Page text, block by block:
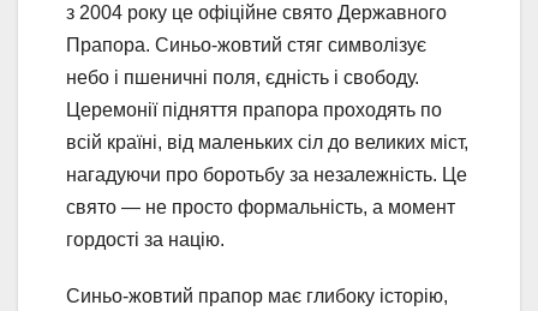
з 2004 року це офіційне свято Державного
Прапора. Синьо-жовтий стяг символізує
небо і пшеничні поля, єдність і свободу.
Церемонії підняття прапора проходять по
всій країні, від маленьких сіл до великих міст,
нагадуючи про боротьбу за незалежність. Це
свято — не просто формальність, а момент
гордості за націю.
Синьо-жовтий прапор має глибоку історію,